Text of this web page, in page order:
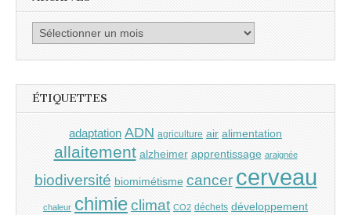
Archives
ÉTIQUETTES
adaptation ADN agriculture air alimentation
allaitement alzheimer apprentissage araignée
biodiversité biomimétisme cancer cerveau
chaleur chimieclimat CO2 déchets développement